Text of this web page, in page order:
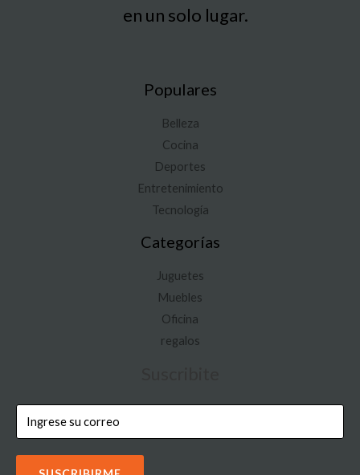
en un solo lugar.
Populares
Belleza
Cocina
Deportes
Entretenimiento
Tecnología
Categorías
Juguetes
Muebles
Oficina
regalos